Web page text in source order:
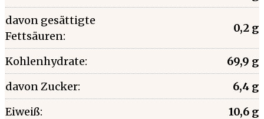
davon gesättigte
Fettsäuren:
0,2 g
Kohlenhydrate:
69,9 g
davon Zucker:
6,4 g
Eiweiß:
10,6 g